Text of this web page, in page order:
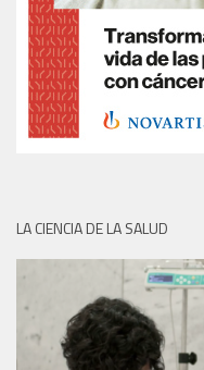
LA CIENCIA DE LA SALUD